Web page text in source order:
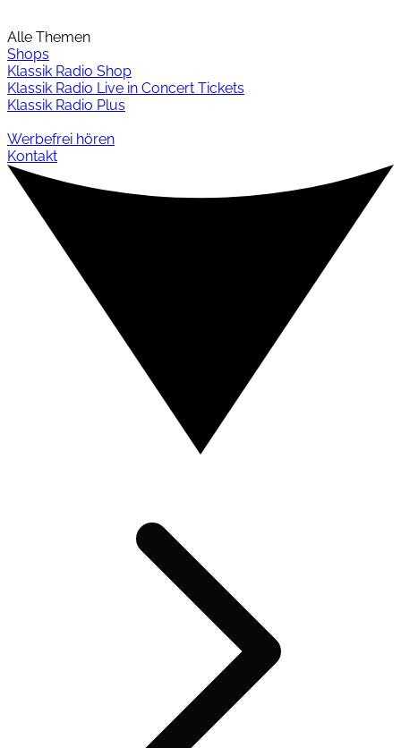
Alle Themen
Shops
Klassik Radio Shop
Klassik Radio Live in Concert Tickets
Klassik Radio Plus
Werbefrei hören
Kontakt